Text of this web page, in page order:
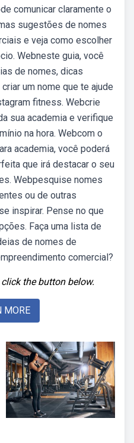
comunicar claramente o
sugestões de nomes
e veja como escolher
Webneste guia, você
de nomes, dicas
um nome que te ajude
fitness. Webcrie
sua academia e verifique
na hora. Webcom o
academia, você poderá
que irá destacar o seu
Webpesquise nomes
ou de outras
inspirar. Pense no que
Faça uma lista de
de nomes de
comercial?
the button below.
MORE